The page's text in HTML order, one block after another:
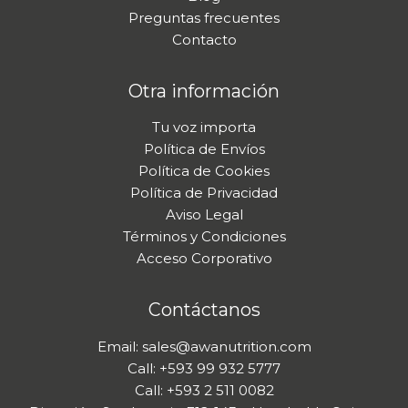
Preguntas frecuentes
Contacto
Otra información
Tu voz importa
Política de Envíos
Política de Cookies
Política de Privacidad
Aviso Legal
Términos y Condiciones
Acceso Corporativo
Contáctanos
Email: sales@awanutrition.com
Call: +593 99 932 5777
Call: +593 2 511 0082